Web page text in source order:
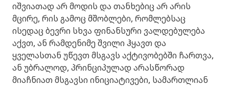
იშვიათად არ მოდის და თანხებიც არ არის
მცირე, რის გამოც მშობლები, რომლებსაც
ისედაც ბევრი სხვა ფინანსური ვალდებულება
აქვთ, ან რამდენიმე შვილი ჰყავთ და
ყველასთან უწევთ მსგავს აქტივობებში ჩართვა,
ან უბრალოდ, პრინციპულად არასწორად
მიაჩნიათ მსგავსი ინიციატივები, სამართლიან